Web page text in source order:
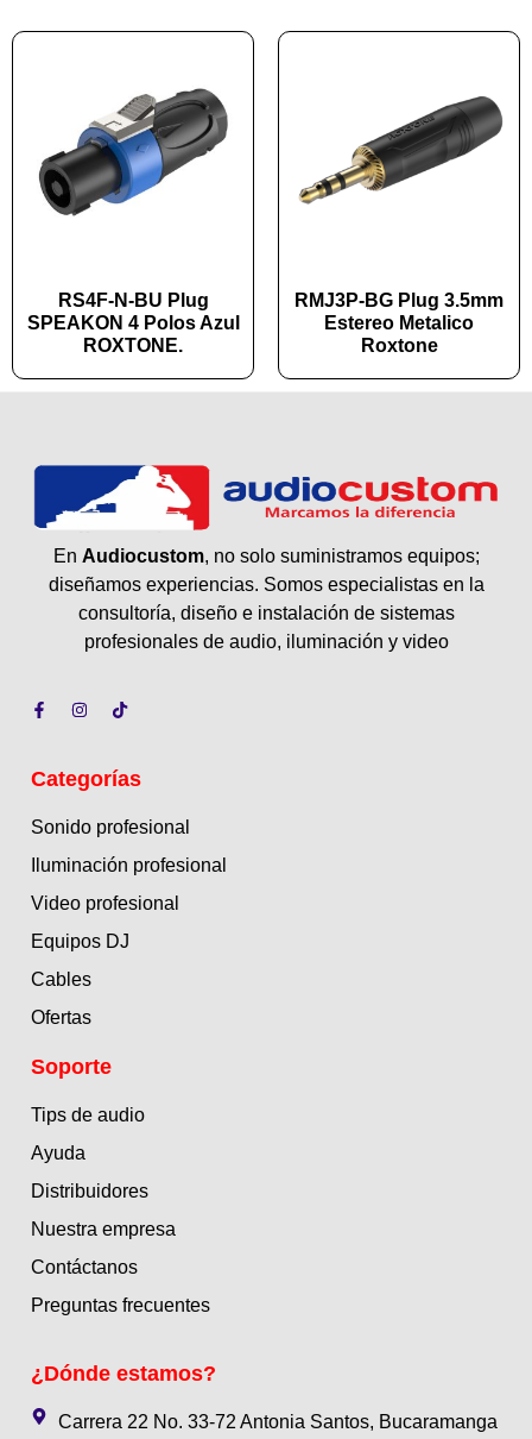
RS4F-N-BU Plug
SPEAKON 4 Polos Azul
ROXTONE.
RMJ3P-BG Plug 3.5mm
Estereo Metalico
Roxtone
En Audiocustom, no solo suministramos equipos;
diseñamos experiencias. Somos especialistas en la
consultoría, diseño e instalación de sistemas
profesionales de audio, iluminación y video
Categorías
Sonido profesional
Iluminación profesional
Video profesional
Equipos DJ
Cables
Ofertas
Soporte
Tips de audio
Ayuda
Distribuidores
Nuestra empresa
Contáctanos
Preguntas frecuentes
¿Dónde estamos?
Carrera 22 No. 33-72 Antonia Santos, Bucaramanga